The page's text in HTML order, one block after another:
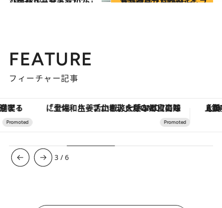
2026.3.20
及び腰になりながらもファンクラブを開設！
コミック ＆ エッセイ
FEATURE
フィーチャー記事
「土佐和ハーブかき氷」がOMO7高知に登場！生姜、山椒、大葉など目にも舌にも涼を呼ぶ郷土の味 【銀座で出合う最旬美容】美髪ケアや
3 /6